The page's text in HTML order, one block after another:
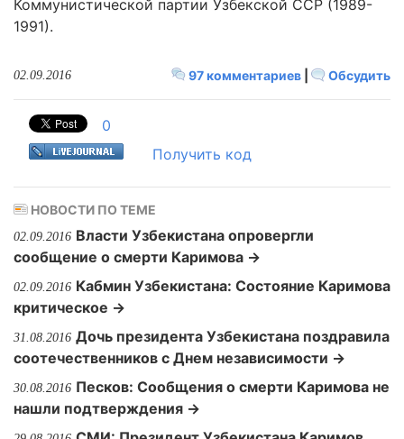
Коммунистической партии Узбекской ССР (1989-
1991).
97 комментариев Обсудить
02.09.2016
0
Получить код
НОВОСТИ ПО ТЕМЕ
02.09.2016 Власти Узбекистана опровергли
сообщение о смерти Каримова →
02.09.2016 Кабмин Узбекистана: Состояние Каримова
критическое →
31.08.2016 Дочь президента Узбекистана поздравила
соотечественников с Днем независимости →
30.08.2016 Песков: Сообщения о смерти Каримова не
нашли подтверждения →